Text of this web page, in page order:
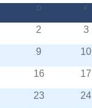
D DONNERSTAG
F
2 3
9 10
16 17
23 24